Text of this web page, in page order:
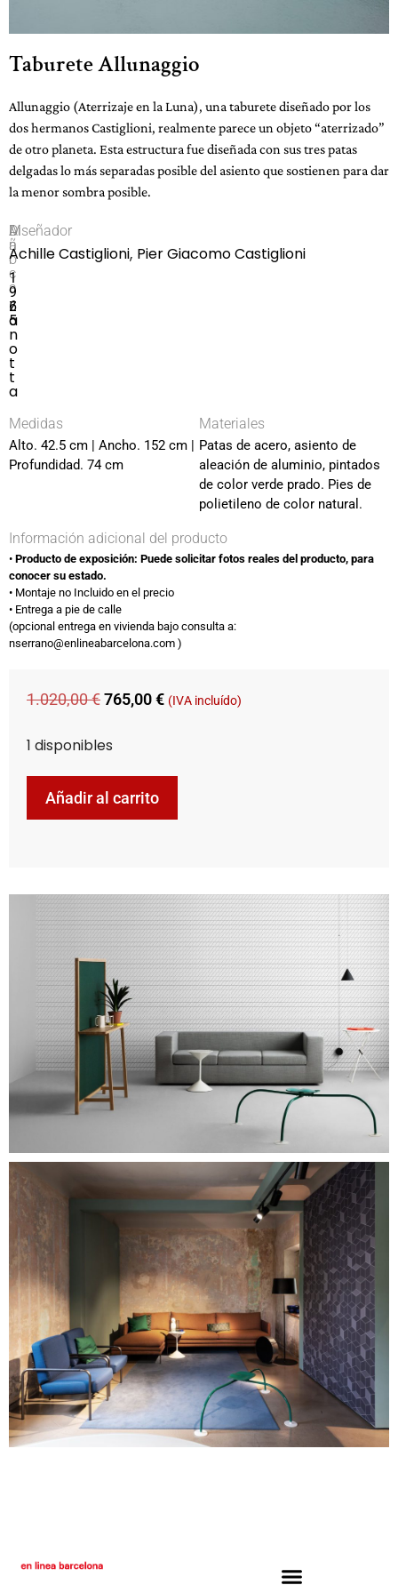
Taburete Allunaggio
Allunaggio (Aterrizaje en la Luna), una taburete diseñado por los
dos hermanos Castiglioni, realmente parece un objeto “aterrizado”
de otro planeta. Esta estructura fue diseñada con sus tres patas
delgadas lo más separadas posible del asiento que sostienen para dar
la menor sombra posible.
M
a
r
c
a
Z
a
n
o
t
t
a
A
ñ
o
1
9
6
5
Diseñador
Achille Castiglioni, Pier Giacomo Castiglioni
Medidas
Alto. 42.5 cm | Ancho. 152 cm |
Profundidad. 74 cm
Materiales
Patas de acero, asiento de
aleación de aluminio, pintados
de color verde prado. Pies de
polietileno de color natural.
Información adicional del producto
•⁠ ⁠ Producto de exposición: Puede solicitar fotos reales del producto, para
conocer su estado.
•⁠ ⁠Montaje no Incluido en el precio​
•⁠ ⁠Entrega a pie de calle
(opcional entrega en vivienda bajo consulta​ a:
nserrano@enlineabarcelona.com )​
1.020,00€765,00€ (IVA incluído)
1 disponibles
Añadir al carrito